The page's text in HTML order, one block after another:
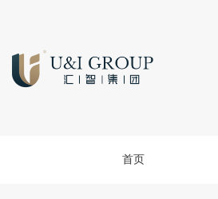
首页